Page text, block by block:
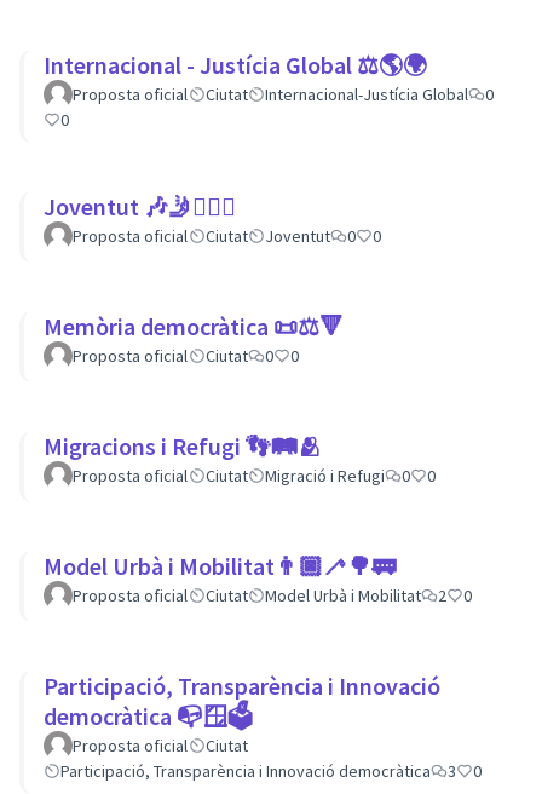
Internacional - Justícia Global ⚖️🌎🌍
Proposta oficial Ciutat Internacional-Justícia Global
0
0
Joventut 🎶🤳🙇🏽‍♀
Proposta oficial Ciutat Joventut 0 0
Memòria democràtica 📜⚖️🔻
Proposta oficial Ciutat 0 0
Migracions i Refugi 👣🛤🫂
Proposta oficial Ciutat Migració i Refugi 0 0
Model Urbà i Mobilitat👨🏿‍🦯🌳🚃
Proposta oficial Ciutat Model Urbà i Mobilitat 2 0
Participació, Transparència i Innovació
democràtica 📭🪟🗳
Proposta oficial
Ciutat
Participació, Transparència i Innovació democràtica
3 0